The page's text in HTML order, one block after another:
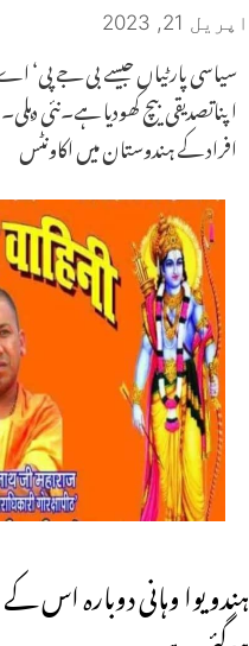
اپریل 21, 2023
سیاسی پارٹیاں جیسے بی جے پی‘
اپناتصدیقی بیچ کھودیا ہے۔نئی
افراد کے ہندوستان میں اکاونٹس
ہندویوا وہانی دوبارہ اس